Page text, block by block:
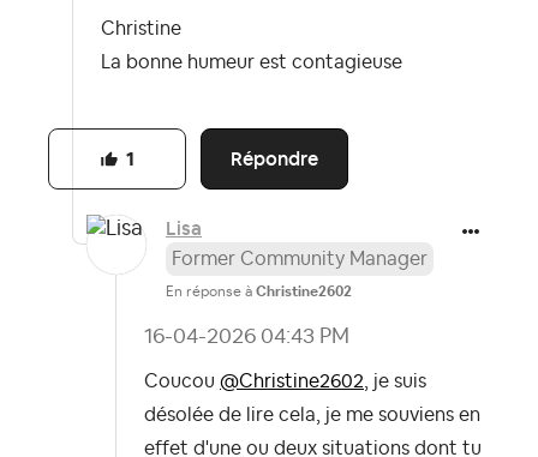
Christine
La bonne humeur est contagieuse
Répondre
1
Lisa
Former Community Manager
En réponse à Christine2602
‎16-04-2026 04:43 PM
Coucou @Christine2602, je suis
désolée de lire cela, je me souviens en
effet d'une ou deux situations dont tu